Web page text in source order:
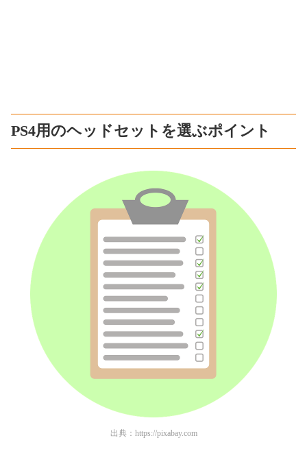
PS4用のヘッドセットを選ぶポイント
出典： https://pixabay.com